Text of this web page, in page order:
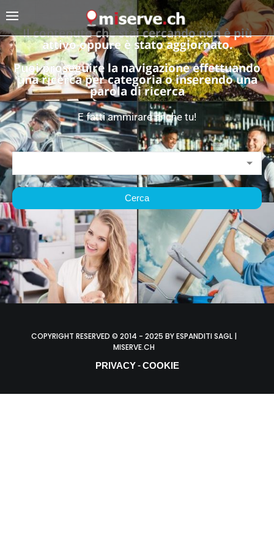
Il contenuto che stai cercando non è più
attivo oppure è stato aggiornato.
Puoi proseguire la navigazione effettuando
una ricerca per categoria o inserendo una
parola di ricerca
E fatti ammirare anche tu!
Cerca
COPYRIGHT RESERVED © 2014 - 2025 BY ESPANDITI SAGL |
MISERVE.CH
PRIVACY-COOKIE